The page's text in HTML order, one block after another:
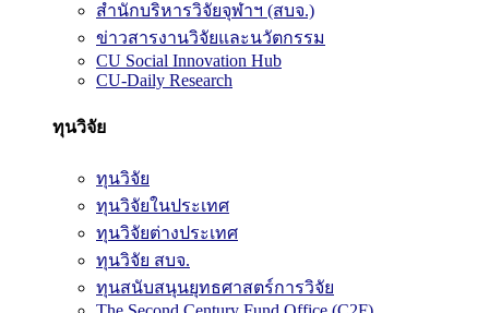
สำนักบริหารวิจัยจุฬาฯ (สบจ.)
ข่าวสารงานวิจัยและนวัตกรรม
CU Social Innovation Hub
CU-Daily Research
ทุนวิจัย
ทุนวิจัย
ทุนวิจัยในประเทศ
ทุนวิจัยต่างประเทศ
ทุนวิจัย สบจ.
ทุนสนับสนุนยุทธศาสตร์การวิจัย